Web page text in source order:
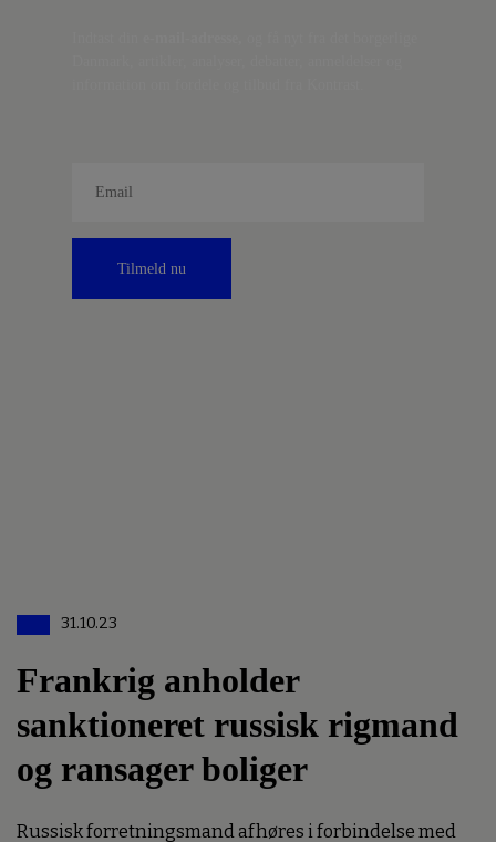
Tilmeld nu
31.10.23
Frankrig anholder
sanktioneret russisk rigmand
og ransager boliger
Russisk forretningsmand afhøres i forbindelse med